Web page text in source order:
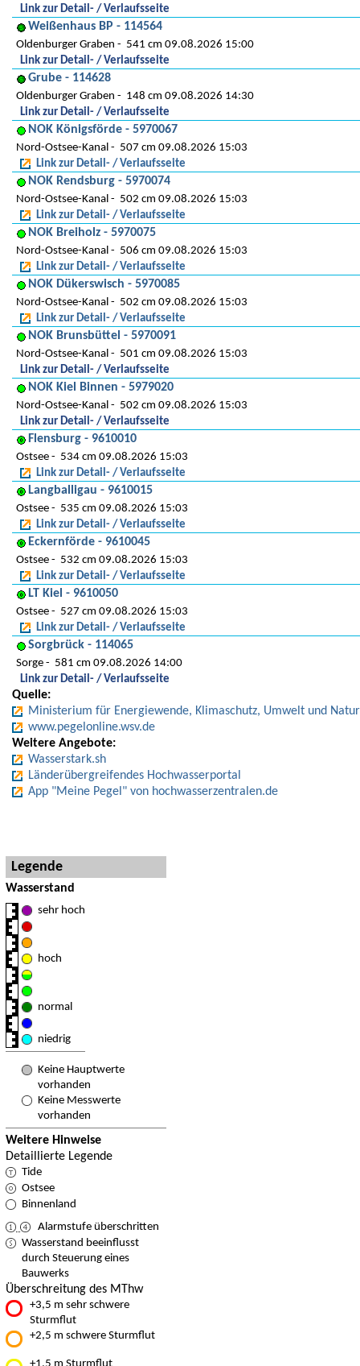
Link zur Detail- / Verlaufsseite
Weißenhaus BP - 114564
Oldenburger Graben
541 cm 09.08.2026 15:00
Link zur Detail- / Verlaufsseite
Grube - 114628
Oldenburger Graben
148 cm 09.08.2026 14:30
Link zur Detail- / Verlaufsseite
NOK Königsförde - 5970067
Nord-Ostsee-Kanal
507 cm 09.08.2026 15:03
Link zur Detail- / Verlaufsseite
NOK Rendsburg - 5970074
Nord-Ostsee-Kanal
502 cm 09.08.2026 15:03
Link zur Detail- / Verlaufsseite
NOK Breiholz - 5970075
Nord-Ostsee-Kanal
506 cm 09.08.2026 15:03
Link zur Detail- / Verlaufsseite
NOK Dükerswisch - 5970085
Nord-Ostsee-Kanal
502 cm 09.08.2026 15:03
Link zur Detail- / Verlaufsseite
NOK Brunsbüttel - 5970091
Nord-Ostsee-Kanal
501 cm 09.08.2026 15:03
Link zur Detail- / Verlaufsseite
NOK Kiel Binnen - 5979020
Nord-Ostsee-Kanal
502 cm 09.08.2026 15:03
Link zur Detail- / Verlaufsseite
Flensburg - 9610010
Ostsee
534 cm 09.08.2026 15:03
Link zur Detail- / Verlaufsseite
Langballigau - 9610015
Ostsee
535 cm 09.08.2026 15:03
Link zur Detail- / Verlaufsseite
Eckernförde - 9610045
Ostsee
532 cm 09.08.2026 15:03
Link zur Detail- / Verlaufsseite
LT Kiel - 9610050
Ostsee
527 cm 09.08.2026 15:03
Link zur Detail- / Verlaufsseite
Sorgbrück - 114065
Sorge
581 cm 09.08.2026 14:00
Link zur Detail- / Verlaufsseite
Quelle:
Ministerium für Energiewende, Klimaschutz, Umwelt und Natur
www.pegelonline.wsv.de
Weitere Angebote:
Wasserstark.sh
Länderübergreifendes Hochwasserportal
App "Meine Pegel" von hochwasserzentralen.de
Legende
Wasserstand
sehr hoch
hoch
normal
niedrig
Keine Hauptwerte
vorhanden
Keine Messwerte
vorhanden
Weitere Hinweise
Detaillierte Legende
Tide
Ostsee
Binnenland
Alarmstufe überschritten
Wasserstand beeinflusst
durch Steuerung eines
Bauwerks
Überschreitung des MThw
+3,5 m sehr schwere
Sturmflut
+2,5 m schwere Sturmflut